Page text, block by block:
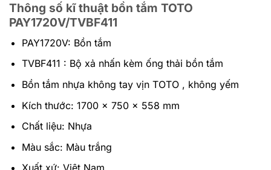
Thông số kĩ thuật bồn tắm TOTO
PAY1720V/TVBF411
PAY1720V: Bồn tắm
TVBF411 : Bộ xả nhấn kèm ống thải bồn tắm
Bồn tắm nhựa không tay vịn TOTO , không yếm
Kích thước: 1700 x 750 x 558 mm
Chất liệu: Nhựa
Màu sắc: Màu trắng